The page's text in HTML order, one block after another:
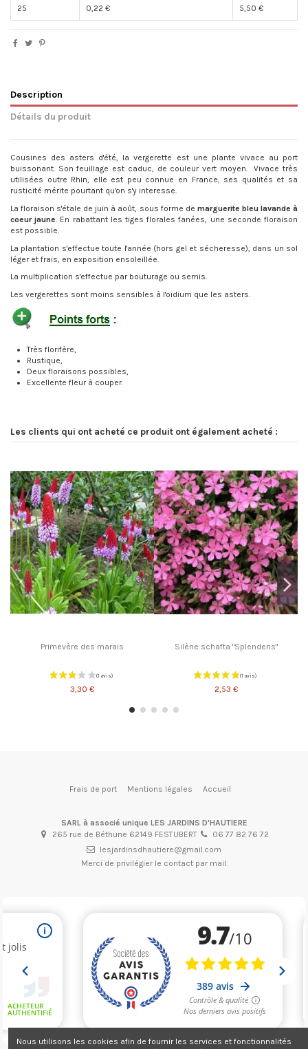
25 0,22 € 5,50 €
Description
Détails du produit
Cousines des asters d'été, la vergerette est une plante vivace au port
buissonant. Son feuillage est caduc, de couleur vert moyen.Vivace très
utilisées outre Rhin, elle est peu connue en France, ses qualités et sa
rusticité mérite pourtant qu'on s'y interesse.
La floraison s'étale de juin à août, sous forme de marguerite bleu lavande à
coeur jaune. En rabattant les tiges florales fanées, une seconde floraison
est possible.
La plantation s'effectue toute l'année (hors gel et sécheresse), dans un sol
léger et frais, en exposition ensoleillée.
La multiplication s'effectue par bouturage ou semis.
Les vergerettes sont moins sensibles à l'oïdium que les asters.
Très florifère,
Rustique,
Deux floraisons possibles,
Excellente fleur à couper.
Les clients qui ont acheté ce produit ont également acheté :
Primevère des marais
3,30 €
Silène schafta "Splendens"
2,53 €
Frais de port Mentions légales Accueil
SARL à associé unique LES JARDINS D'HAUTIERE
265 rue de Béthune 62149 FESTUBERT
06 77 82 76 72
lesjardinsdhautiere@gmail.com
Merci de privilégier le contact par mail.
Nous utilisons les cookies afin de fournir les services et fonctionnalités